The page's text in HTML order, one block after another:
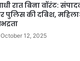
रात बिना वॉरंट:
पुलिस की दबिश,
October 12, 2025